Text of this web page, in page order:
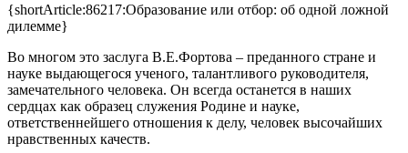
{shortArticle:86217:Образование или отбор: об одной ложной
дилемме}
Во многом это заслуга В.Е.Фортова – преданного стране и
науке выдающегося ученого, талантливого руководителя,
замечательного человека. Он всегда останется в наших
сердцах как образец служения Родине и науке,
ответственнейшего отношения к делу, человек высочайших
нравственных качеств.